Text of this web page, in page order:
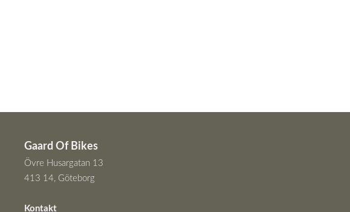
Gaard Of Bikes
Övre Husargatan 13
413 14, Göteborg
Kontakt